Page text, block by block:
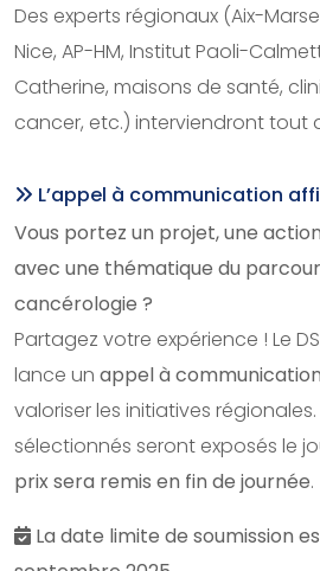
Des experts régionaux (Aix-
Nice, AP-HM, Institut Paoli-
Catherine, maisons de santé,
cancer, etc.) interviendront tout
L’appel à communication
Vous portez un projet, une
avec une thématique du
cancérologie ?
Partagez votre expérience ! Le
lance un appel à
valoriser les initiatives
sélectionnés seront exposés le
prix sera remis en fin de journée.
La date limite de soumission